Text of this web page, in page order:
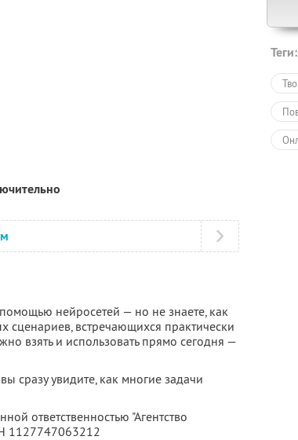
нейросетей — но не знаете, как
сценариев, встречающихся практически
взять и использовать прямо сегодня —
сразу увидите, как многие задачи
ответственностью "Агентство
1127747063212
Теги: